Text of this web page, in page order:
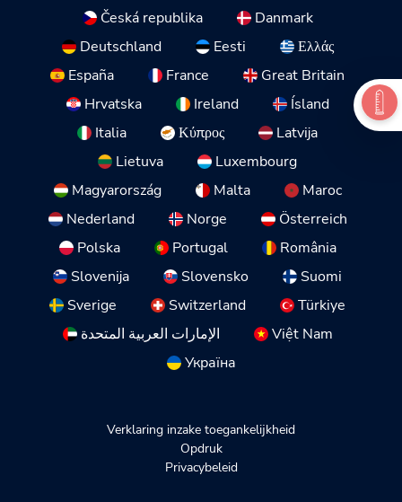
Česká republika
Danmark
Deutschland
Eesti
Ελλάς
España
France
Great Britain
Hrvatska
Ireland
Ísland
Italia
Κύπρος
Latvija
Lietuva
Luxembourg
Magyarország
Malta
Maroc
Nederland
Norge
Österreich
Polska
Portugal
România
Slovenija
Slovensko
Suomi
Sverige
Switzerland
Türkiye
الإمارات العربية المتحدة
Việt Nam
Україна
Verklaring inzake toegankelijkheid
Opdruk
Privacybeleid